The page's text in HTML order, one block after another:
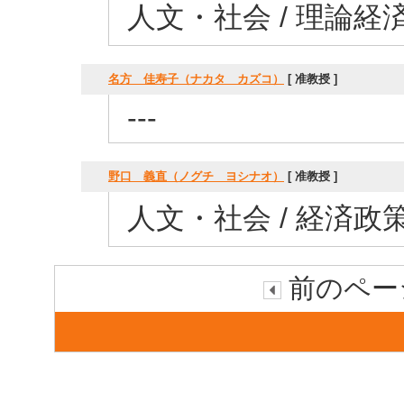
人文・社会 / 理論経
名方 佳寿子（ナカタ カズコ） [ 准教授 ]
---
野口 義直（ノグチ ヨシナオ） [ 准教授 ]
人文・社会 / 経済政
前のペ